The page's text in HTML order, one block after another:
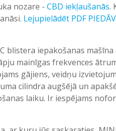
nozare - CBD iekļaušanās.
Lejupielādēt PDF
blistera iepakošanas
mainīgas frekvences
gājiens, veidņu
cilindra augšējā un
laiku. Ir iespējams